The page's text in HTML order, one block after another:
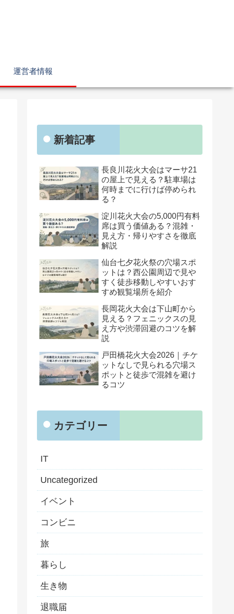
運営者情報
新着記事
長良川花火大会はマーサ21
の屋上で見える？駐車場は
何時までに行けば停められ
る？
淀川花火大会の5,000円有料
席は買う価値ある？混雑・
見え方・帰りやすさを徹底
解説
仙台七夕花火祭の穴場スポ
ットは？西公園周辺で見や
すく徒歩移動しやすいおす
すめ観覧場所を紹介
長岡花火大会は下山町から
見える？フェニックスの見
え方や渋滞回避のコツを解
説
戸田橋花火大会2026｜チケ
ットなしで見られる穴場ス
ポットと徒歩で混雑を避け
るコツ
カテゴリー
IT
Uncategorized
イベント
コンビニ
旅
暮らし
生き物
退職届